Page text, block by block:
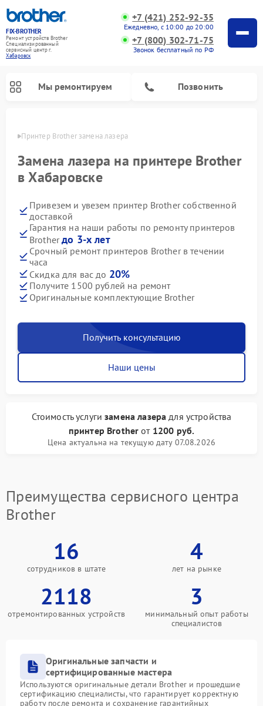
FIX-BROTHER
Ремонт устройств Brother
Специализированный
cервисный центр г.
Хабаровск
+7 (421) 252-92-35
Ежедневно, с 10:00 до 20:00
+7 (800) 302-71-75
Звонок бесплатный по РФ
Мы ремонтируем Позвонить
Принтер Brother замена лазера
Замена лазера на принтере Brother
в Хабаровске
Привезем и увезем принтер Brother собственной
доставкой
Гарантия на наши работы по ремонту принтеров
Brotherдо 3-х лет
Срочный ремонт принтеров Brother в течении
часа
Скидка для вас до 20%
Получите 1500 рублей на ремонт
Оригинальные комплектующие Brother
Получить консультацию
Наши цены
Стоимость услугизамена лазера для устройства
принтер Brother от 1200 руб.
Цена актуальна на текущую дату 07.08.2026
Преимущества сервисного центра
Brother
16
сотрудников в штате
4
лет на рынке
2118
отремонтированных устройств
3
минимальный опыт работы
специалистов
Оригинальные запчасти и
сертифицированные мастера
Используются оригинальные детали Brother и прошедшие
сертификацию специалисты, что гарантирует корректную
работу после ремонта и сохранение гарантийных